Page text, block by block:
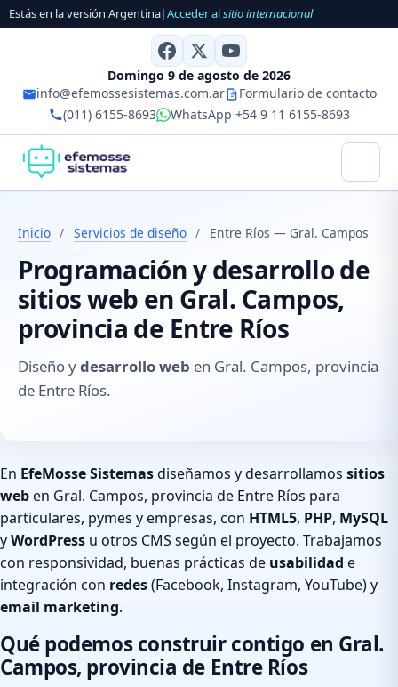
Estás en la versión Argentina|Acceder alsitio internacional
Domingo 9 de agosto de 2026
info@efemossesistemas.com.ar
Formulario de contacto
(011) 6155-8693
WhatsApp +54 9 11 6155-8693
Inicio / Servicios de diseño / Entre Ríos — Gral. Campos
Programación y desarrollo de
sitios web en Gral. Campos,
provincia de Entre Ríos
Diseño ydesarrollo web en Gral. Campos, provincia
de Entre Ríos.
En EfeMosse Sistemasdiseñamos y desarrollamos sitios
weben Gral. Campos, provincia de Entre Ríos para
particulares, pymes y empresas, con HTML5, PHP, MySQL
yWordPress u otros CMS según el proyecto. Trabajamos
con responsividad, buenas prácticas de usabilidad e
integración con redes(Facebook, Instagram, YouTube) y
email marketing.
Qué podemos construir contigo en Gral.
Campos, provincia de Entre Ríos